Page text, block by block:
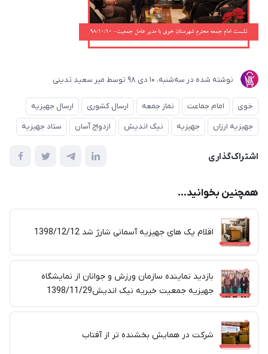
نوشته شده در ﺳﻪشنبه، 10 دی 98 توسط میر سعید تدینی
خوی امام جماعت نماز جمعه ارسال کشوری
ارسال جهیزیه
جهیزیه ارزان
جهیزیه نیک اندیش ازدواج آسان ستاد جهیزیه
اشتراک‌گذاری
همچنین بخوانید...
اقلام پک های جهیزیه آسمانی شارژ شد 1398/12/12
بازدید نماینده سازمان ورزش و جوانان از نمایشگاه
جهیزیه جمعیت خیریه نیک اندیش1398/11/29
شرکت در همایش بخشنده تر از آفتاب